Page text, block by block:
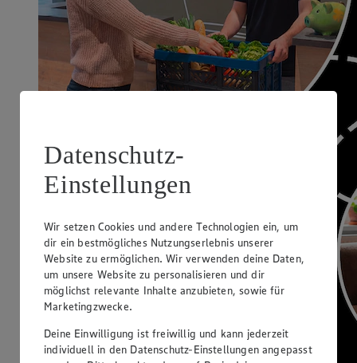
Datenschutz-
Einstellungen
Wir setzen Cookies und andere Technologien ein, um
dir ein bestmögliches Nutzungserlebnis unserer
Website zu ermöglichen. Wir verwenden deine Daten,
um unsere Website zu personalisieren und dir
möglichst relevante Inhalte anzubieten, sowie für
Marketingzwecke.
Deine Einwilligung ist freiwillig und kann jederzeit
individuell in den Datenschutz-Einstellungen angepasst